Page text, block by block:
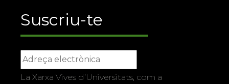
Suscriu-te
La Xarxa Vives d’Universitats, com a